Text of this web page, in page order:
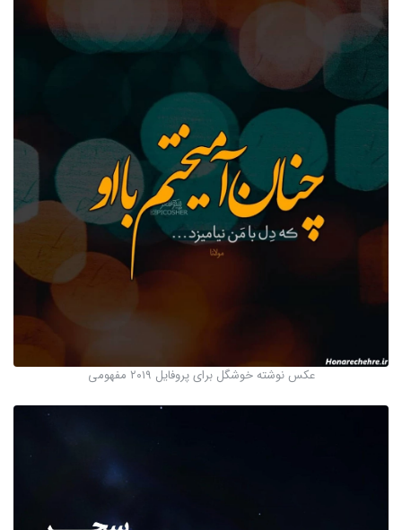
عکس نوشته خوشگل برای پروفایل ۲۰۱۹ مفهومی